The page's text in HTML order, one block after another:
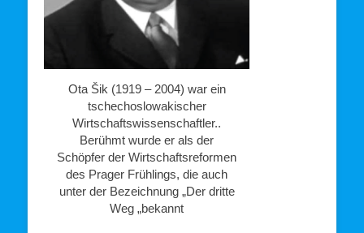
Ota Šik (1919 – 2004) war ein
tschechoslowakischer
Wirtschaftswissenschaftler..
Berühmt wurde er als der
Schöpfer der Wirtschaftsreformen
des Prager Frühlings, die auch
unter der Bezeichnung „Der dritte
Weg „bekannt